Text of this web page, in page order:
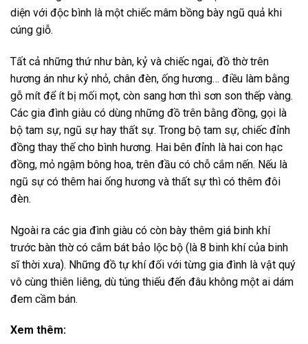
diện với độc bình là một chiếc mâm bồng bày ngũ quả khi
cúng giỗ.
Tất cả những thứ như bàn, kỷ và chiếc ngai, đồ thờ trên
hương án như kỷ nhỏ, chân đèn, ống hương… điều làm bằng
gỗ mít để ít bị mối mọt, còn sang hơn thì sơn son thếp vàng.
Các gia đình giàu có dùng những đồ trên bằng đồng, gọi là
bộ tam sự, ngũ sự hay thất sự. Trong bộ tam sự, chiếc đỉnh
đồng thay thế cho bình hương. Hai bên đỉnh là hai con hạc
đồng, mỏ ngậm bông hoa, trên đầu có chỗ cắm nến. Nếu là
ngũ sự có thêm hai ống hương và thất sự thì có thêm đôi
đèn.
Ngoài ra các gia đình giàu có còn bày thêm giá binh khí
trước bàn thờ có cắm bát bảo lộc bộ (là 8 binh khí của binh
sĩ thời xưa). Những đồ tự khí đối với từng gia đình là vật quý
vô cùng thiên liêng, dù túng thiếu đến đâu không một ai dám
đem cầm bán.
Xem thêm: